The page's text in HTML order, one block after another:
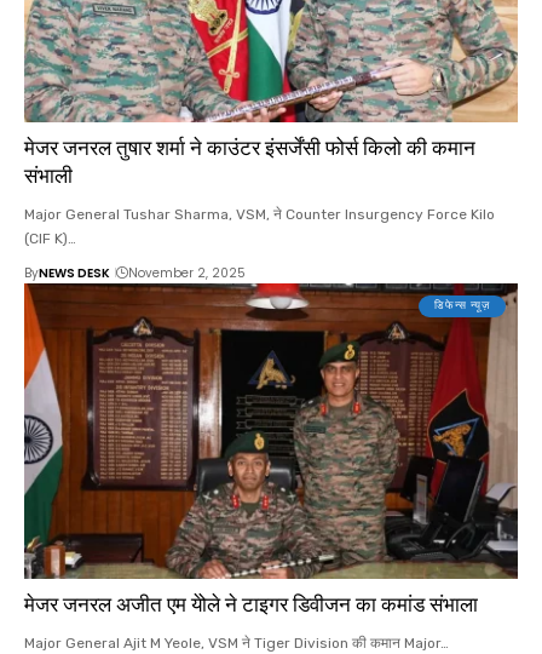
मेजर जनरल तुषार शर्मा ने काउंटर इंसर्जेंसी फोर्स किलो की कमान
संभाली
Major General Tushar Sharma, VSM, ने Counter Insurgency Force Kilo
(CIF K)…
ByNEWS DESK November 2, 2025
डिफेन्स न्यूज़
मेजर जनरल अजीत एम येोले ने टाइगर डिवीजन का कमांड संभाला
Major General Ajit M Yeole, VSM ने Tiger Division की कमान Major…